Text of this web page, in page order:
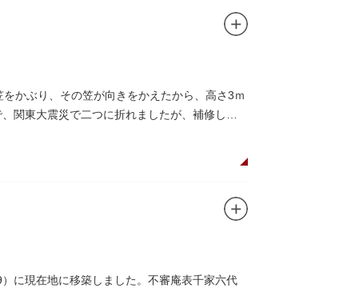
つけ、色紙・福絵に御朱印をいただきながら
ます。七福神をめぐる途中、これらの名跡も
かぶり、その笠が向きをかえたから、高さ3ｍ
関東大震災で二つに折れましたが、補修して
に現在地に移築しました。不審庵表千家六代